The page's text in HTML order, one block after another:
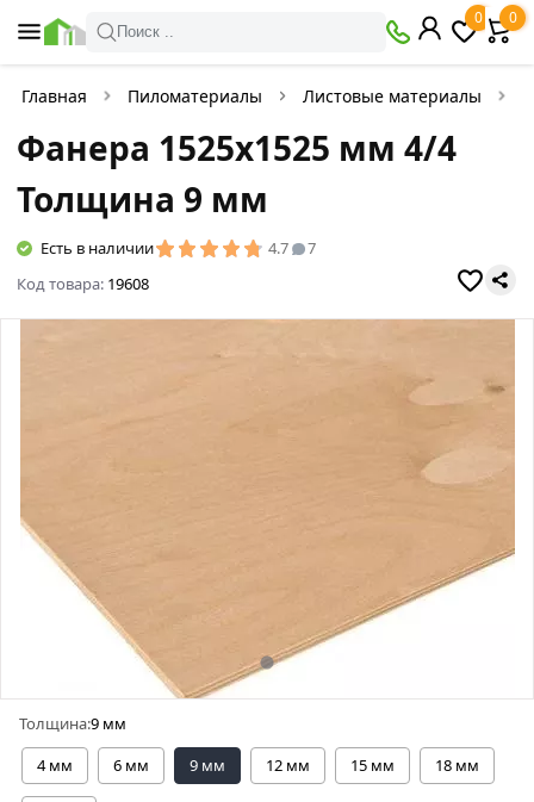
Поиск ..
0 0
Главная Пиломатериалы Листовые материалы
Фанера 1525х1525 мм 4/4
Толщина 9 мм
Есть в наличии 4.7
7
Код товара: 19608
Толщина:9 мм
4 мм
6 мм 9 мм 12 мм 15 мм 18 мм